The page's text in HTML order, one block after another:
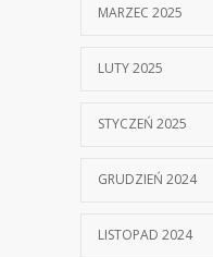
MARZEC 2025
LUTY 2025
STYCZEŃ 2025
GRUDZIEŃ 2024
LISTOPAD 2024